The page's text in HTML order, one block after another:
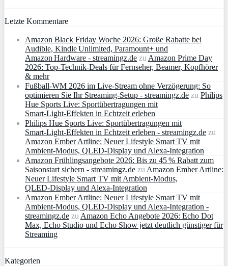
Letzte Kommentare
Amazon Black Friday Woche 2026: Große Rabatte bei
Audible, Kindle Unlimited, Paramount+ und
Amazon Hardware - streamingz.de zuAmazon Prime Day
2026: Top-Technik-Deals für Fernseher, Beamer, Kopfhörer
& mehr
Fußball-WM 2026 im Live-Stream ohne Verzögerung: So
optimieren Sie Ihr Streaming-Setup - streamingz.de zu Philips
Hue Sports Live: Sportübertragungen mit
Smart‑Light‑Effekten in Echtzeit erleben
Philips Hue Sports Live: Sportübertragungen mit
Smart‑Light‑Effekten in Echtzeit erleben - streamingz.de zu
Amazon Ember Artline: Neuer Lifestyle Smart TV mit
Ambient‑Modus, QLED‑Display und Alexa‑Integration
Amazon Frühlingsangebote 2026: Bis zu 45 % Rabatt zum
Saisonstart sichern - streamingz.de zuAmazon Ember Artline:
Neuer Lifestyle Smart TV mit Ambient‑Modus,
QLED‑Display und Alexa‑Integration
Amazon Ember Artline: Neuer Lifestyle Smart TV mit
Ambient‑Modus, QLED‑Display und Alexa‑Integration -
streamingz.de zuAmazon Echo Angebote 2026: Echo Dot
Max, Echo Studio und Echo Show jetzt deutlich günstiger für
Streaming
Kategorien